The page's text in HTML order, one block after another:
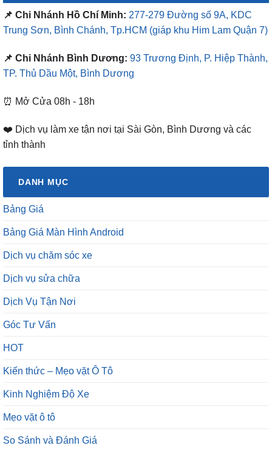
📌 Chi Nhánh Hồ Chí Minh: 277-279 Đường số 9A, KDC
Trung Sơn, Bình Chánh, Tp.HCM (giáp khu Him Lam Quận 7)
📌 Chi Nhánh Bình Dương: 93 Trương Định, P. Hiệp Thành,
TP. Thủ Dầu Một, Bình Dương
⏰ Mở Cửa 08h - 18h
❤️ Dịch vụ làm xe tận nơi tại Sài Gòn, Bình Dương và các
tỉnh thành
DANH MỤC
Bảng Giá
Bảng Giá Màn Hình Android
Dịch vụ chăm sóc xe
Dịch vụ sửa chữa
Dịch Vụ Tận Nơi
Góc Tư Vấn
HOT
Kiến thức – Mẹo vặt Ô Tô
Kinh Nghiệm Độ Xe
Mẹo vặt ô tô
So Sánh và Đánh Giá